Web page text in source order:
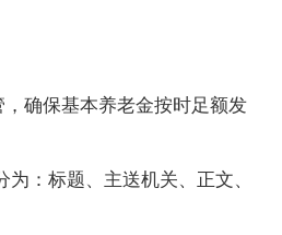
确保基本养老金按时足额发
为：标题、主送机关、正文、